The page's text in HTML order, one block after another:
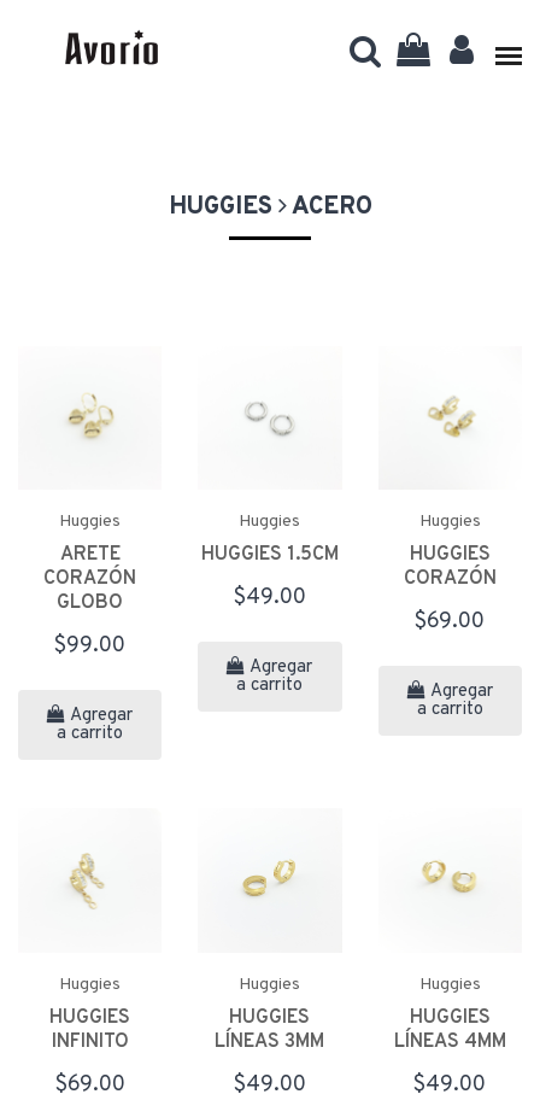
HUGGIES ACERO
Huggies
ARETE
CORAZÓN
GLOBO
$99.00
Agregar
a carrito
Huggies
HUGGIES 1.5CM
$49.00
Agregar
a carrito
Huggies
HUGGIES
CORAZÓN
$69.00
Agregar
a carrito
Huggies
HUGGIES
INFINITO
$69.00
Huggies
HUGGIES
LÍNEAS 3MM
$49.00
Huggies
HUGGIES
LÍNEAS 4MM
$49.00